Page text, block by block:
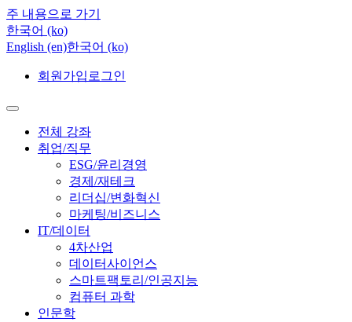
주 내용으로 가기
한국어 ‎(ko)‎
English ‎(en)‎한국어 ‎(ko)‎
회원가입 로그인
전체 강좌
취업/직무
ESG/윤리경영
경제/재테크
리더십/변화혁신
마케팅/비즈니스
IT/데이터
4차산업
데이터사이언스
스마트팩토리/인공지능
컴퓨터 과학
인문학